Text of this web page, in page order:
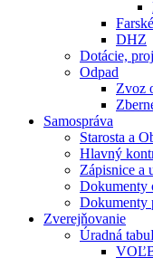
DHZ
Dotácie,
Odpad
Zvoz
Samospráva
Starosta a
Hlavný
Zápisnice a
Dokumenty
Dokumenty
Zverejňovanie
Úradná